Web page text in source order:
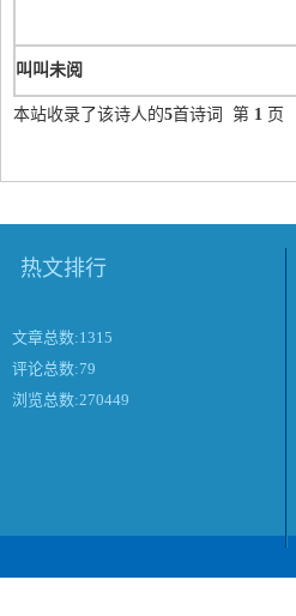
叫叫未阅
本站收录了该诗人的5首诗词 第 1 页
热文排行
文章总数:1315
评论总数:79
浏览总数:270449